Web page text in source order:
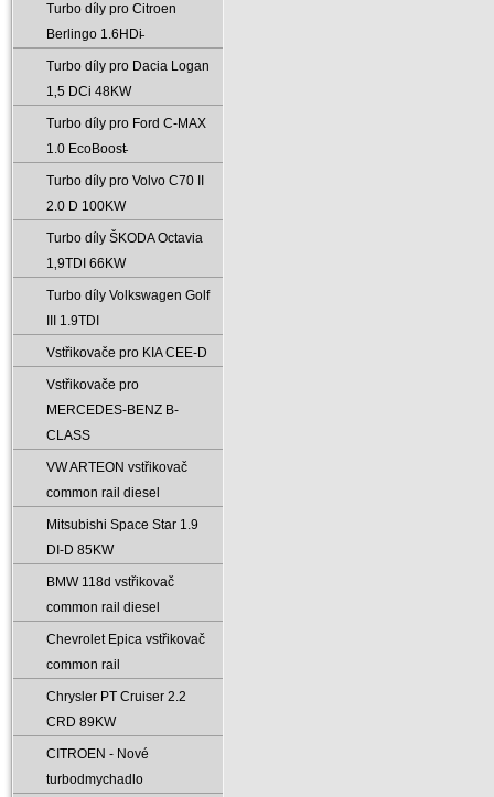
Turbo díly pro Citroen
Berlingo 1.6HDi̵
Turbo díly pro Dacia Logan
1‚5 DCi 48KW
Turbo díly pro Ford C-MAX
1.0 EcoBoost̵
Turbo díly pro Volvo C70 II
2.0 D 100KW
Turbo díly ŠKODA Octavia
1‚9TDI 66KW
Turbo díly Volkswagen Golf
III 1.9TDI
Vstřikovače pro KIA CEE-D
Vstřikovače pro
MERCEDES-BENZ B-
CLASS
VW ARTEON vstřikovač
common rail diesel
Mitsubishi Space Star 1.9
DI-D 85KW
BMW 118d vstřikovač
common rail diesel
Chevrolet Epica vstřikovač
common rail
Chrysler PT Cruiser 2.2
CRD 89KW
CITROEN - Nové
turbodmychadlo